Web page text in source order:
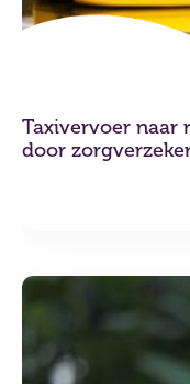
Taxivervoer naar
door